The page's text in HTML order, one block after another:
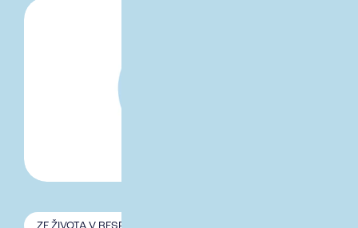
ZE ŽIVOTA V RESPECT